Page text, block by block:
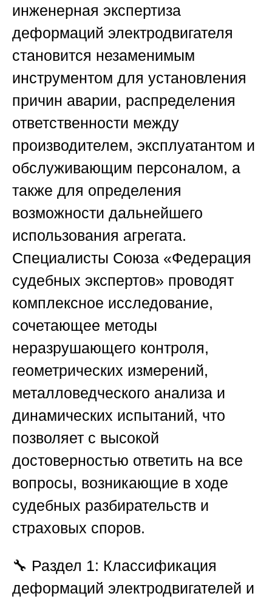
инженерная экспертиза
деформаций электродвигателя
становится незаменимым
инструментом для установления
причин аварии, распределения
ответственности между
производителем, эксплуатантом и
обслуживающим персоналом, а
также для определения
возможности дальнейшего
использования агрегата.
Специалисты Союза «Федерация
судебных экспертов» проводят
комплексное исследование,
сочетающее методы
неразрушающего контроля,
геометрических измерений,
металловедческого анализа и
динамических испытаний, что
позволяет с высокой
достоверностью ответить на все
вопросы, возникающие в ходе
судебных разбирательств и
страховых споров.
🔧 Раздел 1: Классификация
деформаций электродвигателей и